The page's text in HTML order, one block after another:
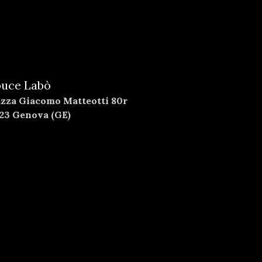
Labò
Giacomo Matteotti 80r
Genova (GE)